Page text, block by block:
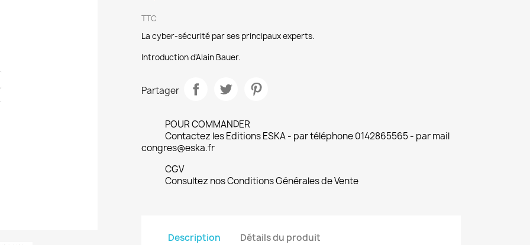
TTC
La cyber-sécurité par ses principaux experts.
Introduction d'Alain Bauer.
Partager
POUR COMMANDER
Contactez les Editions ESKA - par téléphone 0142865565 - par mail
congres@eska.fr
CGV
Consultez nos Conditions Générales de Vente
Description Détails du produit